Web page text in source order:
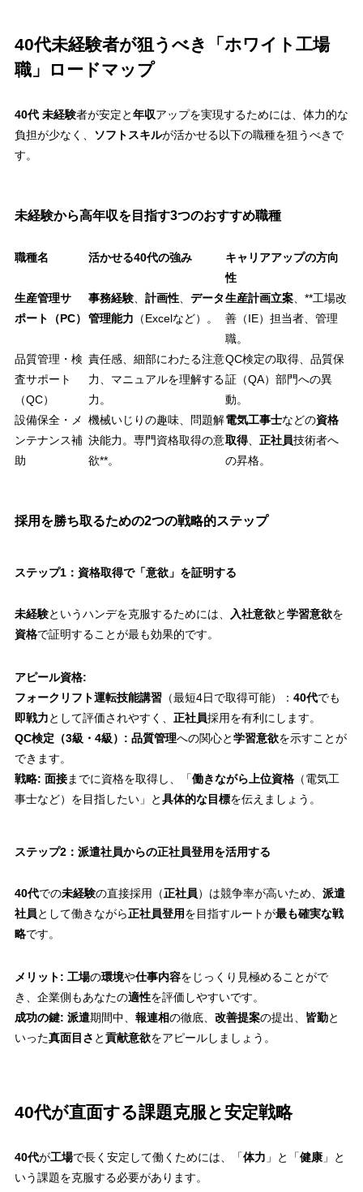
40代未経験者が狙うべき「ホワイト工場
職」ロードマップ
40代 未経験者が安定と年収アップを実現するためには、体力的な
負担が少なく、 ソフトスキルが活かせる以下の職種を狙うべきで
す。
未経験から高年収を目指す3つのおすすめ職種
職種名 活かせる40代の強み
キャリアアップの方向
性
生産管理サ
ポート（PC）
事務経験、 計画性、 データ
管理能力 （Excelなど）。
生産計画立案、**工場改
善（IE）担当者、管理
職。
品質管理・検
査サポート
（QC）
責任感、細部にわたる注意
力、マニュアルを理解する
力。
QC検定の取得、品質保
証（QA）部門への異
動。
設備保全・メ
ンテナンス補
助
機械いじりの趣味、問題解
決能力。専門資格取得の意
欲**。
電気工事士などの資格
取得、 正社員技術者へ
の昇格。
採用を勝ち取るための2つの戦略的ステップ
ステップ1：資格取得で「意欲」を証明する
未経験というハンデを克服するためには、 入社意欲と学習意欲を
資格で証明することが最も効果的です。
アピール資格:
フォークリフト運転技能講習（最短4日で取得可能）： 40代でも
即戦力として評価されやすく、 正社員採用を有利にします。
QC検定（3級・4級）: 品質管理への関心と学習意欲を示すことが
できます。
戦略: 面接までに資格を取得し、「働きながら上位資格（電気工
事士など）を目指したい」と具体的な目標を伝えましょう。
ステップ2：派遣社員からの正社員登用を活用する
40代での未経験の直接採用（正社員）は競争率が高いため、 派遣
社員として働きながら正社員登用を目指すルートが最も確実な戦
略です。
メリット: 工場の環境や仕事内容をじっくり見極めることがで
き、企業側もあなたの適性を評価しやすいです。
成功の鍵: 派遣期間中、 報連相の徹底、 改善提案の提出、 皆勤と
いった真面目さ と貢献意欲をアピールしましょう。
40代が直面する課題克服と安定戦略
40代が工場で長く安定して働くためには、「体力 」と「健康」と
いう課題を克服する必要があります。